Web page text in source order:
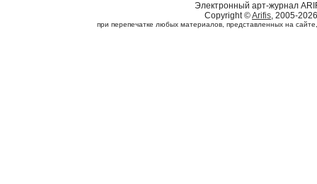
Электронный арт-журнал
Copyright ©Arifis, 2005-2026
при перепечатке любых материалов, представленных на